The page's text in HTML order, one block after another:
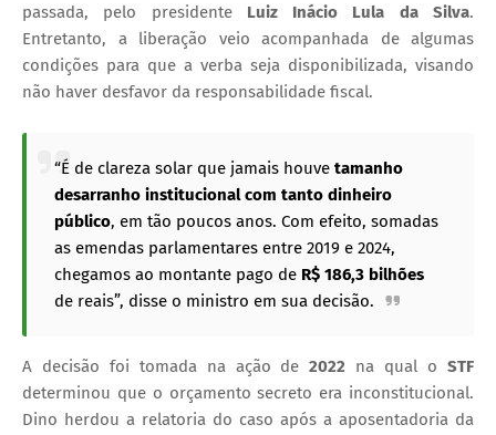
passada, pelo presidente Luiz Inácio Lula da Silva.
Entretanto, a liberação veio acompanhada de algumas
condições para que a verba seja disponibilizada, visando
não haver desfavor da responsabilidade fiscal.
“É de clareza solar que jamais houve tamanho
desarranho institucional com tanto dinheiro
público, em tão poucos anos. Com efeito, somadas
as emendas parlamentares entre 2019 e 2024,
chegamos ao montante pago de R$ 186,3 bilhões
de reais”, disse o ministro em sua decisão.
A decisão foi tomada na ação de2022 na qual oSTF
determinou que o orçamento secreto era inconstitucional.
Dino herdou a relatoria do caso após a aposentadoria da